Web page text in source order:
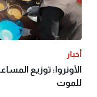
أخبار
الأونروا: توزيع
للموت